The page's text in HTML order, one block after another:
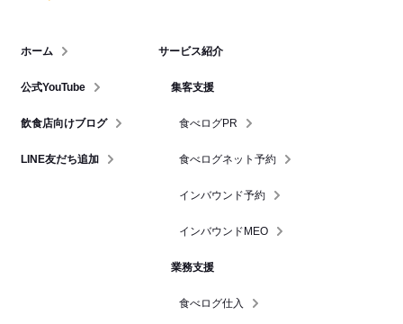
ホーム
公式YouTube
飲食店向けブログ
LINE友だち追加
サービス紹介
集客支援
食べログPR
食べログネット予約
インバウンド予約
インバウンドMEO
業務支援
食べログ仕入